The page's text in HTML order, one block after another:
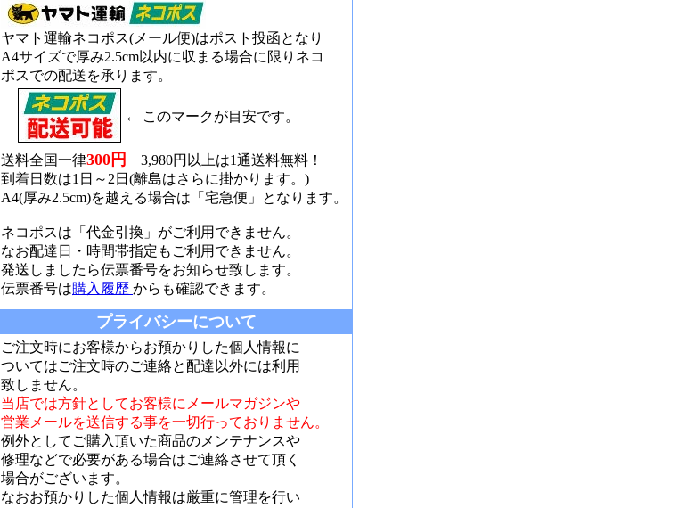
ヤマト運輸ネコポス(メール便)はポスト投函となり
A4サイズで厚み2.5cm以内に収まる場合に限りネコ
ポスでの配送を承ります。
← このマークが目安です。
送料全国一律300円
3,980円以上は1通送料無料！
到着日数は1日～2日(離島はさらに掛かります。)
A4(厚み2.5cm)を越える場合は「宅急便」となります。
ネコポスは「代金引換」がご利用できません。
なお配達日・時間帯指定もご利用できません。
発送しましたら伝票番号をお知らせ致します。
伝票番号は購入履歴 からも確認できます。
プライバシーについて
ご注文時にお客様からお預かりした個人情報に
ついてはご注文時のご連絡と配達以外には利用
致しません。
当店では方針としてお客様にメールマガジンや
営業メールを送信する事を一切行っておりません。
例外としてご購入頂いた商品のメンテナンスや
修理などで必要がある場合はご連絡させて頂く
場合がございます。
なおお預かりした個人情報は厳重に管理を行い